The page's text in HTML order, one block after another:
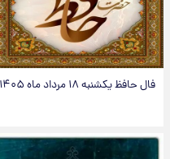
فال حافظ یکشنبه ۱۸ مرداد ماه ۱۴۰۵